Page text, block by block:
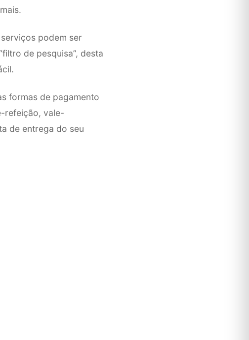
podem ser
de pesquisa”, desta
formas de pagamento
refeição, vale-
de entrega do seu